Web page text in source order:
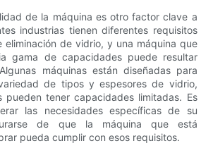
de la máquina es otro factor clave a
industrias tienen diferentes requisitos
eliminación de vidrio, y una máquina que
gama de capacidades puede resultar
máquinas están diseñadas para
de tipos y espesores de vidrio,
pueden tener capacidades limitadas. Es
las necesidades específicas de su
de que la máquina que está
pueda cumplir con esos requisitos.